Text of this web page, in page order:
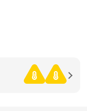
Кривий Ріг
(Kryvyi Rih)